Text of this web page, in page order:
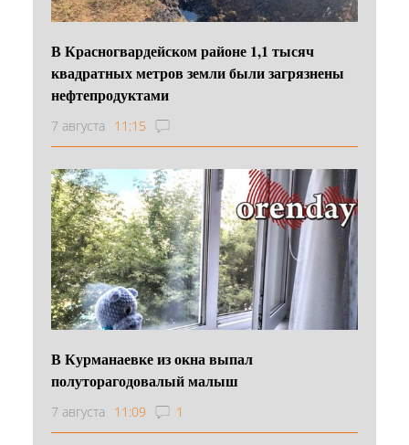
В Красногвардейском районе 1,1 тысяч
квадратных метров земли были загрязнены
нефтепродуктами
7 августа 11:15
В Курманаевке из окна выпал
полуторагодовалый малыш
7 августа 11:09 1